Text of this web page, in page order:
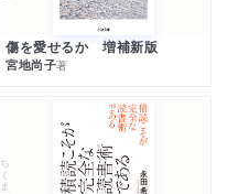
傷を愛せるか 増補新版
宮地尚子著
ちくま文庫